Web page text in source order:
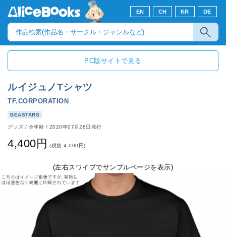
EN CH KR DE
PC版サイトで見る
ルイジュノTシャツ
TF.CORPORATION
BEASTARS
グッズ / 全年齢/2020年07月26日発行
4,400円 (税抜:4,000円)
(左右スワイプでサンプルページを表示)